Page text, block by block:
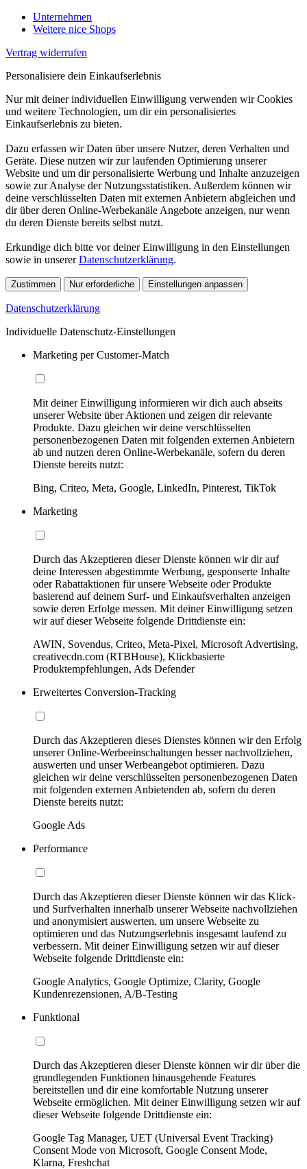
Unternehmen
Weitere nice Shops
Vertrag widerrufen
Personalisiere dein Einkaufserlebnis
Nur mit deiner individuellen Einwilligung verwenden wir Cookies
und weitere Technologien, um dir ein personalisiertes
Einkaufserlebnis zu bieten.
Dazu erfassen wir Daten über unsere Nutzer, deren Verhalten und
Geräte. Diese nutzen wir zur laufenden Optimierung unserer
Website und um dir personalisierte Werbung und Inhalte anzuzeigen
sowie zur Analyse der Nutzungsstatistiken. Außerdem können wir
deine verschlüsselten Daten mit externen Anbietern abgleichen und
dir über deren Online-Werbekanäle Angebote anzeigen, nur wenn
du deren Dienste bereits selbst nutzt.
Erkundige dich bitte vor deiner Einwilligung in den Einstellungen
sowie in unsererDatenschutzerklärung.
Zustimmen Nur erforderliche Einstellungen anpassen
Datenschutzerklärung
Individuelle Datenschutz-Einstellungen
Marketing per Customer-Match
Mit deiner Einwilligung informieren wir dich auch abseits
unserer Website über Aktionen und zeigen dir relevante
Produkte. Dazu gleichen wir deine verschlüsselten
personenbezogenen Daten mit folgenden externen Anbietern
ab und nutzen deren Online-Werbekanäle, sofern du deren
Dienste bereits nutzt:
Bing, Criteo, Meta, Google, LinkedIn, Pinterest, TikTok
Marketing
Durch das Akzeptieren dieser Dienste können wir dir auf
deine Interessen abgestimmte Werbung, gesponserte Inhalte
oder Rabattaktionen für unsere Webseite oder Produkte
basierend auf deinem Surf- und Einkaufsverhalten anzeigen
sowie deren Erfolge messen. Mit deiner Einwilligung setzen
wir auf dieser Webseite folgende Drittdienste ein:
AWIN, Sovendus, Criteo, Meta-Pixel, Microsoft Advertising,
creativecdn.com (RTBHouse), Klickbasierte
Produktempfehlungen, Ads Defender
Erweitertes Conversion-Tracking
Durch das Akzeptieren dieses Dienstes können wir den Erfolg
unserer Online-Werbeeinschaltungen besser nachvollziehen,
auswerten und unser Werbeangebot optimieren. Dazu
gleichen wir deine verschlüsselten personenbezogenen Daten
mit folgenden externen Anbietenden ab, sofern du deren
Dienste bereits nutzt:
Google Ads
Performance
Durch das Akzeptieren dieser Dienste können wir das Klick-
und Surfverhalten innerhalb unserer Webseite nachvollziehen
und anonymisiert auswerten, um unsere Webseite zu
optimieren und das Nutzungserlebnis insgesamt laufend zu
verbessern. Mit deiner Einwilligung setzen wir auf dieser
Webseite folgende Drittdienste ein:
Google Analytics, Google Optimize, Clarity, Google
Kundenrezensionen, A/B-Testing
Funktional
Durch das Akzeptieren dieser Dienste können wir dir über die
grundlegenden Funktionen hinausgehende Features
bereitstellen und dir eine komfortable Nutzung unserer
Webseite ermöglichen. Mit deiner Einwilligung setzen wir auf
dieser Webseite folgende Drittdienste ein:
Google Tag Manager, UET (Universal Event Tracking)
Consent Mode von Microsoft, Google Consent Mode,
Klarna, Freshchat